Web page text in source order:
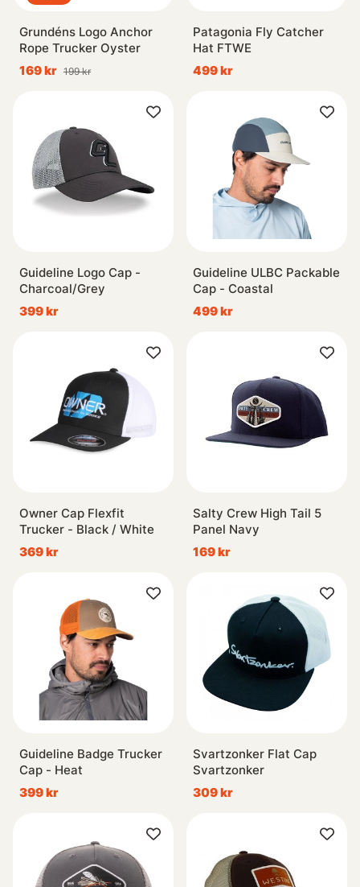
Grundéns Logo Anchor
Rope Trucker Oyster
169 kr 199 kr
Patagonia Fly Catcher
Hat FTWE
499 kr
Guideline Logo Cap -
Charcoal/Grey
399 kr
Guideline ULBC Packable
Cap - Coastal
499 kr
Owner Cap Flexfit
Trucker - Black / White
369 kr
Salty Crew High Tail 5
Panel Navy
169 kr
Guideline Badge Trucker
Cap - Heat
399 kr
Svartzonker Flat Cap
Svartzonker
309 kr